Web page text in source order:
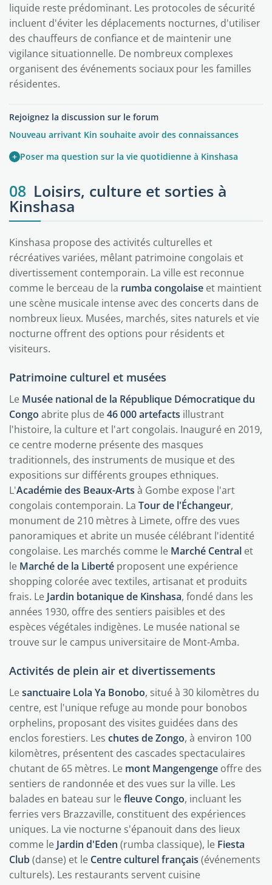
liquide reste prédominant. Les protocoles de sécurité
incluent d'éviter les déplacements nocturnes, d'utiliser
des chauffeurs de confiance et de maintenir une
vigilance situationnelle. De nombreux complexes
organisent des événements sociaux pour les familles
résidentes.
Rejoignez la discussion sur le forum
Nouveau arrivant Kin souhaite avoir des connaissances
+ Poser ma question sur la vie quotidienne à Kinshasa
08 Loisirs, culture et sorties à
Kinshasa
Kinshasa propose des activités culturelles et
récréatives variées, mêlant patrimoine congolais et
divertissement contemporain. La ville est reconnue
comme le berceau de la rumba congolaise et maintient
une scène musicale intense avec des concerts dans de
nombreux lieux. Musées, marchés, sites naturels et vie
nocturne offrent des options pour résidents et
visiteurs.
Patrimoine culturel et musées
Le Musée national de la République Démocratique du
Congo abrite plus de46 000 artefacts illustrant
l'histoire, la culture et l'art congolais. Inauguré en 2019,
ce centre moderne présente des masques
traditionnels, des instruments de musique et des
expositions sur différents groupes ethniques.
L'Académie des Beaux-Arts à Gombe expose l'art
congolais contemporain. La Tour de l'Échangeur,
monument de 210 mètres à Limete, offre des vues
panoramiques et abrite un musée célébrant l'identité
congolaise. Les marchés comme le Marché Central et
le Marché de la Liberté proposent une expérience
shopping colorée avec textiles, artisanat et produits
frais. Le Jardin botanique de Kinshasa, fondé dans les
années 1930, offre des sentiers paisibles et des
espèces végétales indigènes. Le musée national se
trouve sur le campus universitaire de Mont-Amba.
Activités de plein air et divertissements
Lesanctuaire Lola Ya Bonobo, situé à 30 kilomètres du
centre, est l'unique refuge au monde pour bonobos
orphelins, proposant des visites guidées dans des
enclos forestiers. Les chutes de Zongo, à environ 100
kilomètres, présentent des cascades spectaculaires
chutant de 65 mètres. Le mont Mangengenge offre des
sentiers de randonnée et des vues sur la ville. Les
balades en bateau sur lefleuve Congo, incluant les
ferries vers Brazzaville, constituent des expériences
uniques. La vie nocturne s'épanouit dans des lieux
comme le Jardin d'Eden (rumba classique), le Fiesta
Club(danse) et le Centre culturel français (événements
culturels). Les restaurants servent cuisine